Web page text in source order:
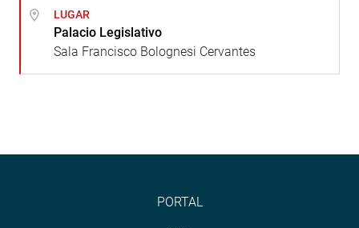
LUGAR
Palacio Legislativo
Sala Francisco Bolognesi Cervantes
PORTAL